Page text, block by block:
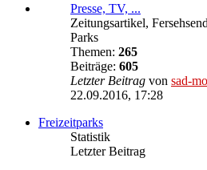
Presse, TV, ...
Zeitungsartikel,
Parks
Themen: 265
Beiträge: 605
Letzter Beitrag von sad-
22.09.2016, 17:28
Freizeitparks
Statistik
Letzter Beitrag